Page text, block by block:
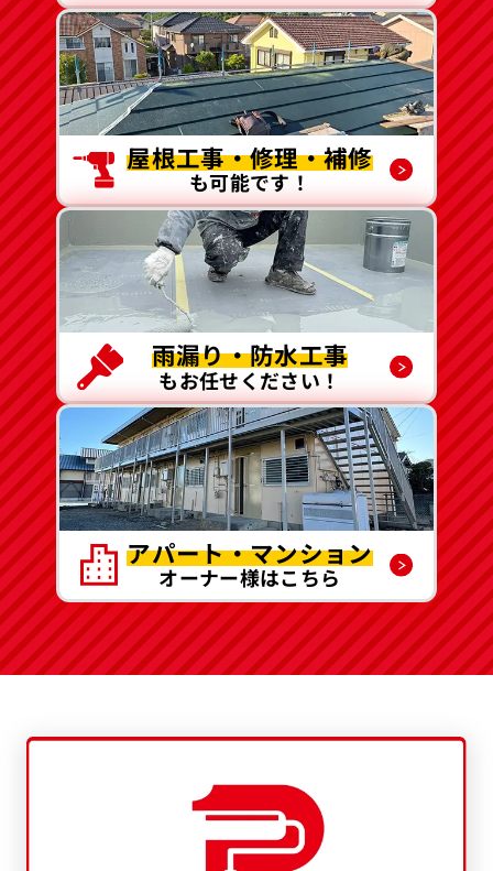
屋根工事・修理・補修
も可能です！
雨漏り・防水工事
もお任せください！
アパート・マンション
オーナー様はこちら